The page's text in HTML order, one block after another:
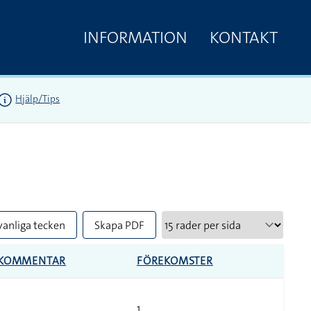
INFORMATION KONTAKT
Hjälp/Tips
tecken Skapa PDF
FÖREKOMSTER